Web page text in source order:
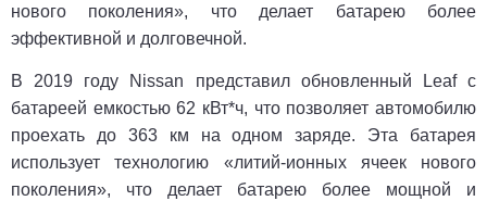
нового поколения», что делает батарею более
эффективной и долговечной.
В 2019 году Nissan представил обновленный Leaf с
батареей емкостью 62 кВт*ч, что позволяет автомобилю
проехать до 363 км на одном заряде. Эта батарея
использует технологию «литий-ионных ячеек нового
поколения», что делает батарею более мощной и